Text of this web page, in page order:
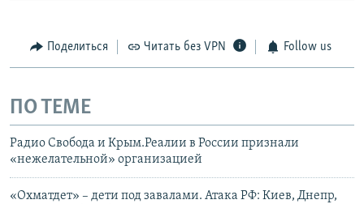
Поделиться Читать без VPN Follow us
ПО ТЕМЕ
Радио Свобода и Крым.Реалии в России признали
«нежелательной» организацией
«Охматдет» – дети под завалами. Атака РФ: Киев, Днепр,